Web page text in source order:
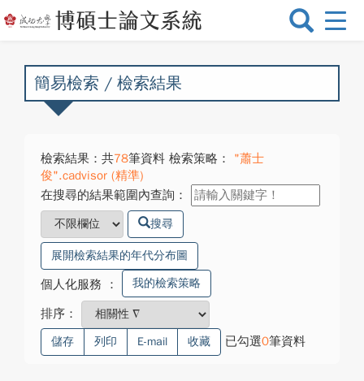
選
換
簡易檢索 / 檢索結果
檢索結果：共78筆資料 檢索策略：
"蕭士
俊".cadvisor (精準)
在搜尋的結果範圍內查詢：
搜尋
展開檢索結果的年代分布圖
個人化服務 ： 我的檢索策略
排序：
儲存 列印 E-mail 收藏 已勾選0筆資料